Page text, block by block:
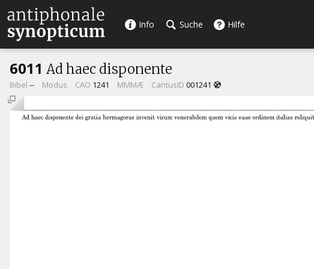
Info Suche Hilfe
6011 Ad haec disponente
Bibel -- Modus CAO 1241 MMMÆ CantusID 001241